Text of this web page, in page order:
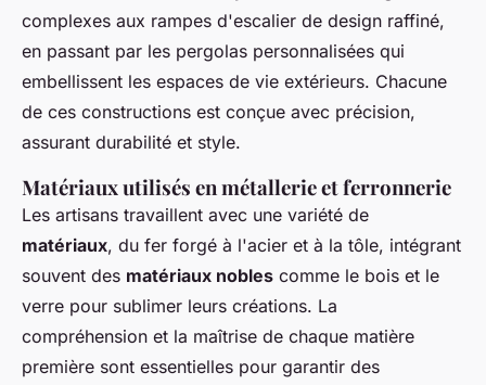
complexes aux rampes d'escalier de design raffiné,
en passant par les pergolas personnalisées qui
embellissent les espaces de vie extérieurs. Chacune
de ces constructions est conçue avec précision,
assurant durabilité et style.
Matériaux utilisés en métallerie et ferronnerie
Les artisans travaillent avec une variété de
matériaux, du fer forgé à l'acier et à la tôle, intégrant
souvent des matériaux nobles comme le bois et le
verre pour sublimer leurs créations. La
compréhension et la maîtrise de chaque matière
première sont essentielles pour garantir des